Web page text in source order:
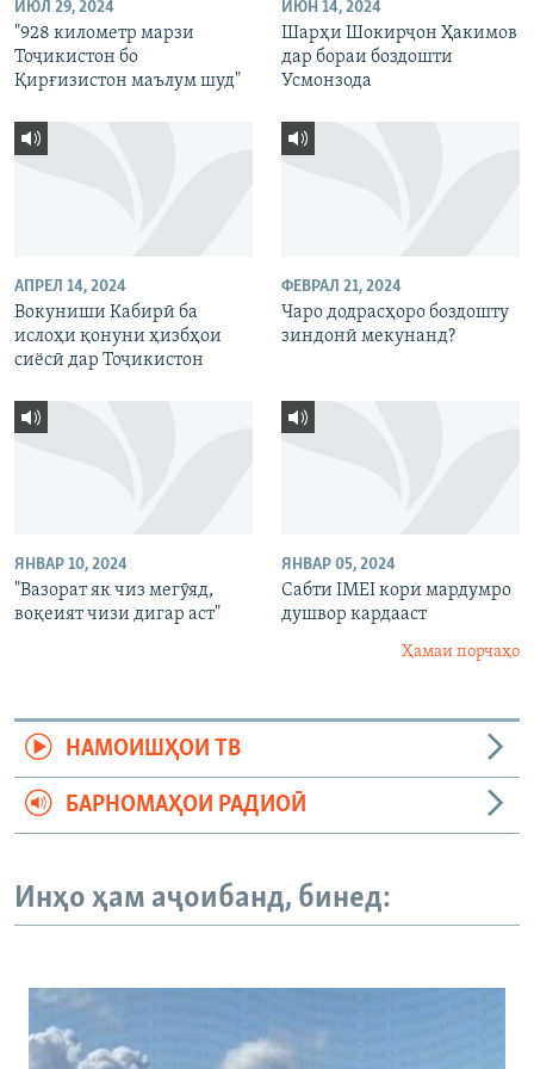
ИЮЛ 29, 2024
"928 километр марзи
Тоҷикистон бо
Қирғизистон маълум шуд"
ИЮН 14, 2024
Шарҳи Шокирҷон Ҳакимов
дар бораи боздошти
Усмонзода
АПРЕЛ 14, 2024
Вокуниши Кабирӣ ба
ислоҳи қонуни ҳизбҳои
сиёсӣ дар Тоҷикистон
ФЕВРАЛ 21, 2024
Чаро додрасҳоро боздошту
зиндонӣ мекунанд?
ЯНВАР 10, 2024
"Вазорат як чиз мегӯяд,
воқеият чизи дигар аст"
ЯНВАР 05, 2024
Сабти IMEI кори мардумро
душвор кардааст
Ҳамаи порчаҳо
НАМОИШҲОИ ТВ
БАРНОМАҲОИ РАДИОӢ
Инҳо ҳам аҷоибанд, бинед: